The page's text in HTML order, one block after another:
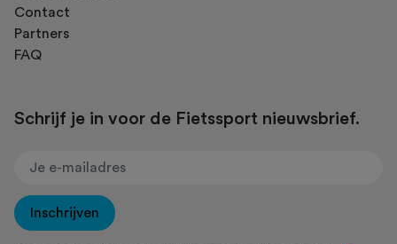
Contact
Partners
FAQ
Schrijf je in voor de Fietssport nieuwsbrief.
Inschrijven